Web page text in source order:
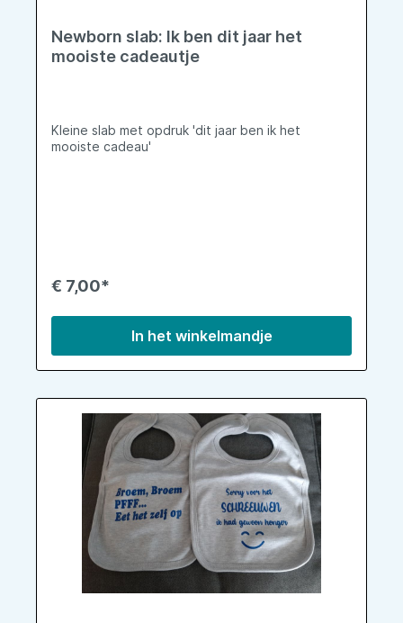
Newborn slab: Ik ben dit jaar het
mooiste cadeautje
Kleine slab met opdruk 'dit jaar ben ik het
mooiste cadeau'
€ 7,00*
In het winkelmandje